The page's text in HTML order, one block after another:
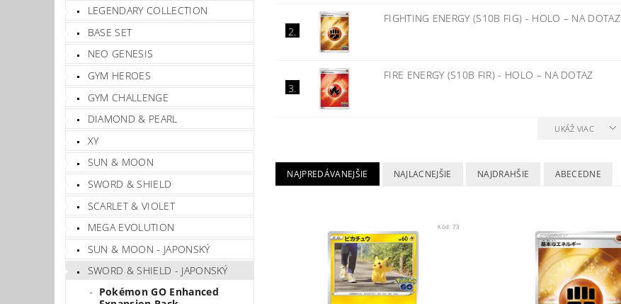
LEGENDARY COLLECTION
BASE SET
NEO GENESIS
GYM HEROES
GYM CHALLENGE
DIAMOND & PEARL
XY
SUN & MOON
SWORD & SHIELD
SCARLET & VIOLET
MEGA EVOLUTION
SUN & MOON - JAPONSKÝ
SWORD & SHIELD - JAPONSKÝ
Pokémon GO Enhanced
2.
FIGHTING ENERGY (S10B FIG) - HOLO – NA DOTAZ
3.
FIRE ENERGY (S10B FIR) - HOLO – NA DOTAZ
UKÁŽ VIAC
NAJPREDÁVANEJŠIE NAJLACNEJŠIE NAJDRAHŠIE ABECEDNE
Kód: 73